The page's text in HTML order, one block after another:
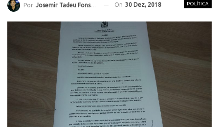
POLÍTICA
Por Josemir Tadeu Fonseca On 30 Dez, 2018